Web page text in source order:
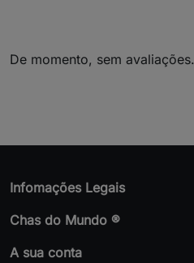
De momento, sem avaliações.
Infomações Legais
Chas do Mundo ®
A sua conta